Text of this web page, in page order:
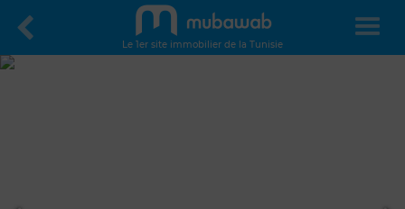
Le 1er site immobilier de la Tunisie